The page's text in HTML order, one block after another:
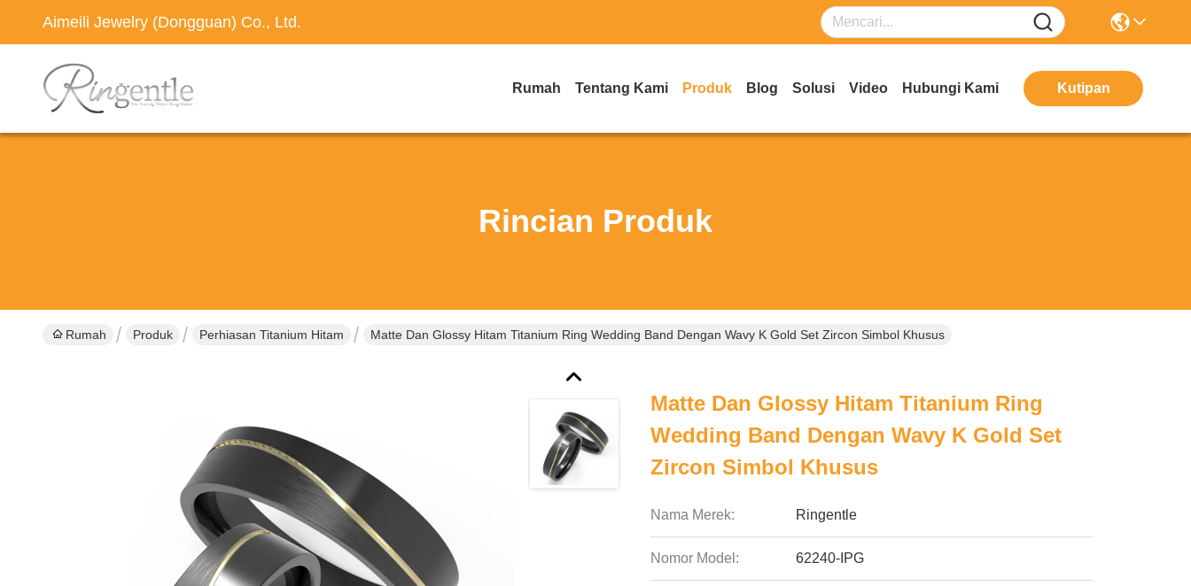
Aimeili Jewelry (Dongguan) Co., Ltd.
Rumah Tentang Kami Produk Blog Solusi Video Hubungi Kami Kutipan
Rincian Produk
Rumah Produk Perhiasan Titanium Hitam Matte Dan Glossy Hitam Titanium Ring Wedding Band Dengan Wavy K Gold Set Zircon Simbol Khusus
Matte Dan Glossy Hitam Titanium Ring
Wedding Band Dengan Wavy K Gold Set
Zircon Simbol Khusus
Nama Merek: Ringentle
Nomor Model: 62240-IPG